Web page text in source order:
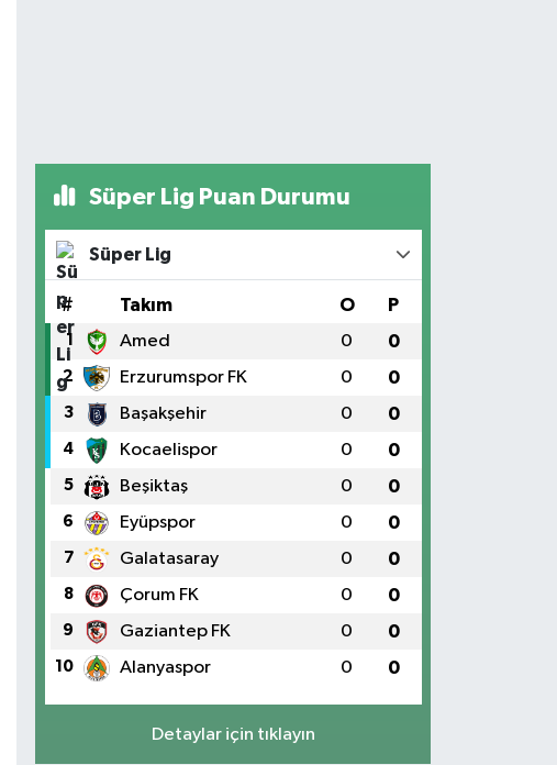
Süper Lig Puan Durumu
Süper Lig
# Takım O P
1 Amed 0 0
2 Erzurumspor FK 0 0
3 Başakşehir 0 0
4 Kocaelispor 0 0
5 Beşiktaş 0 0
6 Eyüpspor 0 0
7 Galatasaray 0 0
8 Çorum FK 0 0
9 Gaziantep FK 0 0
10 Alanyaspor 0 0
Detaylar için tıklayın